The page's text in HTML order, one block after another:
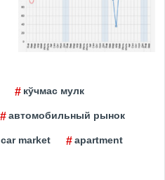
кўчмас мулк
автомобильный рынок
car market apartment